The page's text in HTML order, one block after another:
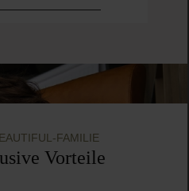
FAMILIE
Vorteile